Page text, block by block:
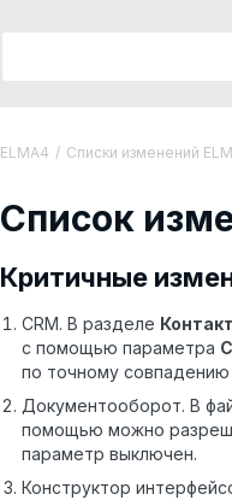
ELMA4 / Списки изменений
Список
Критичные
CRM. В разделе
с помощью параметра
по точному
Документооборот. В
помощью можно
параметр выключен.
Конструктор